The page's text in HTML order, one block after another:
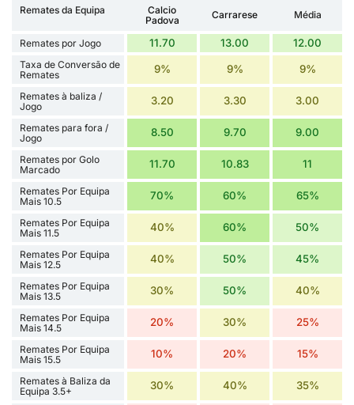
Remates da Equipa
Calcio
Padova
Carrarese Média
Remates por Jogo 11.70 13.00 12.00
Taxa de Conversão de
Remates
9% 9% 9%
Remates à baliza /
Jogo
3.20 3.30 3.00
Remates para fora /
Jogo
8.50 9.70 9.00
Remates por Golo
Marcado
11.70 10.83 11
Remates Por Equipa
Mais 10.5
70% 60% 65%
Remates Por Equipa
Mais 11.5
40% 60% 50%
Remates Por Equipa
Mais 12.5
40% 50% 45%
Remates Por Equipa
Mais 13.5
30% 50% 40%
Remates Por Equipa
Mais 14.5
20% 30% 25%
Remates Por Equipa
Mais 15.5
10% 20% 15%
Remates à Baliza da
Equipa 3.5+
30% 40% 35%